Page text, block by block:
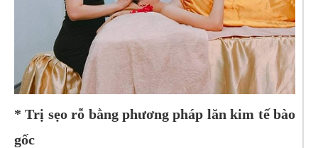
* Trị sẹo rỗ bằng phương pháp lăn kim tế bào
gốc